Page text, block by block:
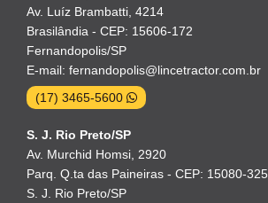
Av. Luíz Brambatti, 4214
Brasilândia - CEP: 15606-172
Fernandopolis/SP
E-mail: fernandopolis@lincetractor.com.br
(17) 3465-5600
S. J. Rio Preto/SP
Av. Murchid Homsi, 2920
Parq. Q.ta das Paineiras - CEP: 15080-325
S. J. Rio Preto/SP